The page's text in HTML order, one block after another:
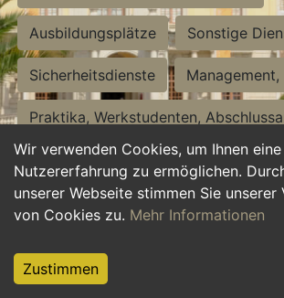
Wir verwenden Cookies, um Ihnen
Nutzererfahrung zu ermöglichen.
unserer Webseite stimmen Sie unserer
von Cookies zu. Mehr Informationen
Zustimmen
Ausbildungsplätze Sonstige
Sicherheitsdienste
Praktika, Werkstudenten,
Personalwesen Assistenz,
Hilfskräfte, Aushilfs- und Nebenjobs
Weiterbildung, Studium, duale